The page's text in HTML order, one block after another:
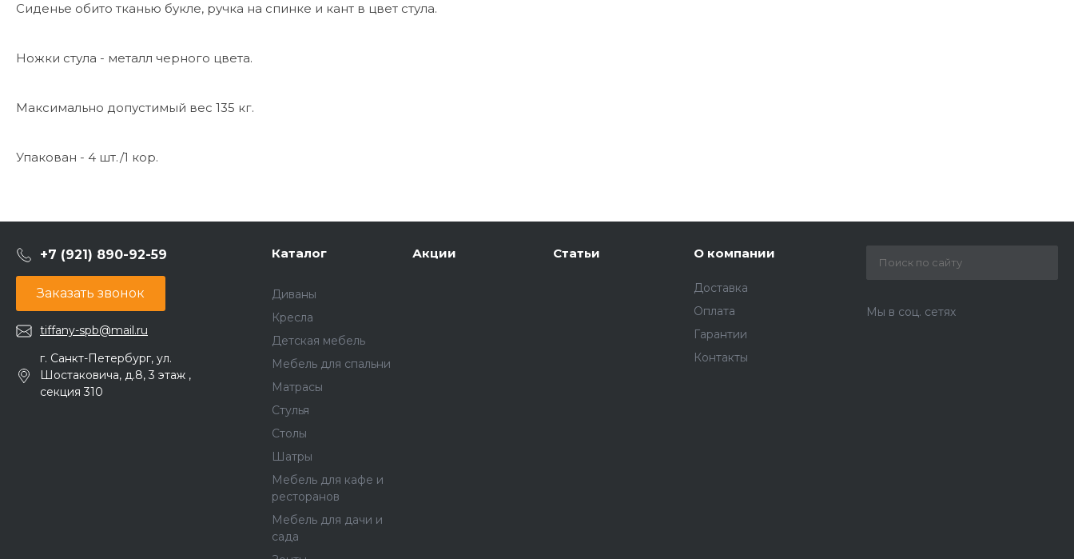
Сиденье обито тканью букле, ручка на спинке и кант в цвет стула.
Ножки стула - металл черного цвета.
Максимально допустимый вес 135 кг.
Упакован - 4 шт./1 кор.
+7 (921) 890-92-59
Заказать звонок
tiffany-spb@mail.ru
г. Санкт-Петербург, ул.
Шостаковича, д.8, 3 этаж ,
секция 310
Каталог
Диваны
Кресла
Детская мебель
Мебель для спальни
Матрасы
Стулья
Столы
Шатры
Мебель для кафе и
ресторанов
Мебель для дачи и
сада
Акции Cтатьи О компании
Доставка
Оплата
Гарантии
Контакты
Мы в соц. сетях